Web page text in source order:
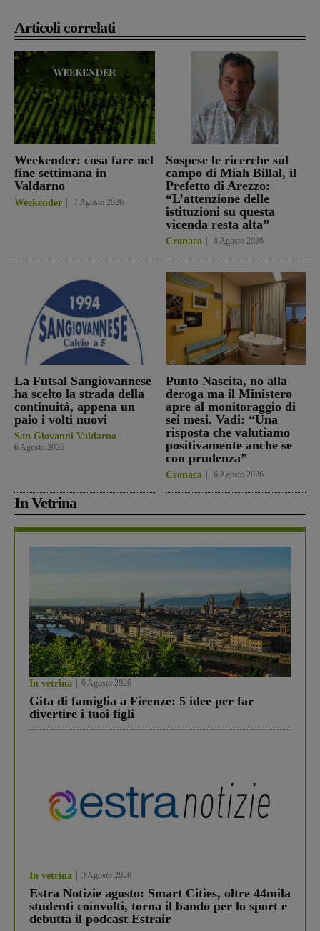
Articoli correlati
Weekender: cosa fare nel
fine settimana in
Valdarno
Weekender 7 Agosto 2026
Sospese le ricerche sul
campo di Miah Billal, il
Prefetto di Arezzo:
“L’attenzione delle
istituzioni su questa
vicenda resta alta”
Cronaca 6 Agosto 2026
La Futsal Sangiovannese
ha scelto la strada della
continuità, appena un
paio i volti nuovi
San Giovanni Valdarno
6 Agosto 2026
Punto Nascita, no alla
deroga ma il Ministero
apre al monitoraggio di
sei mesi. Vadi: “Una
risposta che valutiamo
positivamente anche se
con prudenza”
Cronaca 6 Agosto 2026
In Vetrina
In vetrina 6 Agosto 2026
Gita di famiglia a Firenze: 5 idee per far
divertire i tuoi figli
In vetrina 3 Agosto 2026
Estra Notizie agosto: Smart Cities, oltre 44mila
studenti coinvolti, torna il bando per lo sport e
debutta il podcast Estrair